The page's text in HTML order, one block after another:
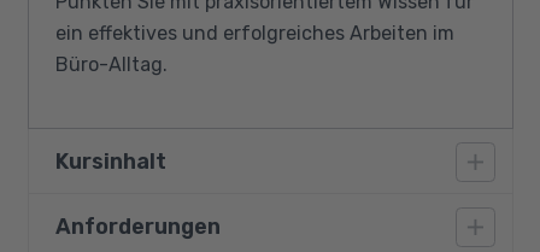
ein effektives und erfolgreiches Arbeiten im
Büro-Alltag.
Kursinhalt
Professionelle Korrespondenz in Sprache
Anforderungen